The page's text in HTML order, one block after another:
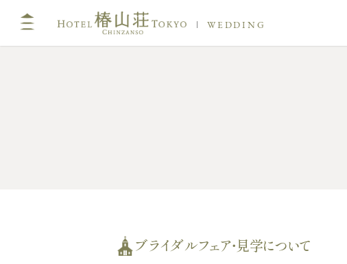
WEDDING
ブライダルフェア・見学について